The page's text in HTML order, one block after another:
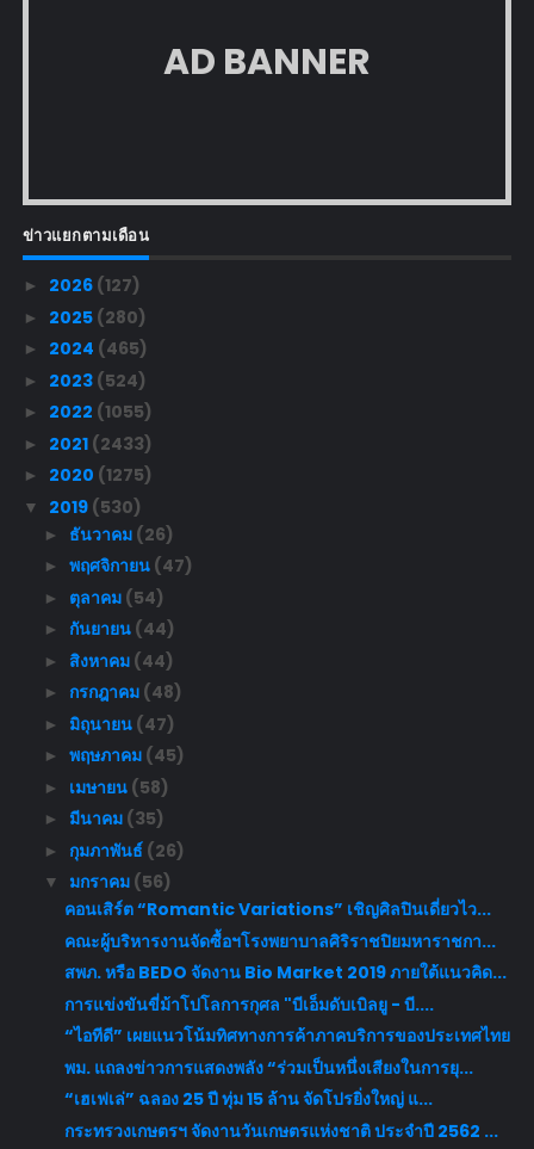
AD BANNER
ข่าวแยกตามเดือน
► 2026 (127)
► 2025 (280)
► 2024 (465)
► 2023 (524)
► 2022 (1055)
► 2021 (2433)
► 2020 (1275)
▼ 2019 (530)
► ธันวาคม (26)
► พฤศจิกายน (47)
► ตุลาคม (54)
► กันยายน (44)
► สิงหาคม (44)
► กรกฎาคม (48)
► มิถุนายน (47)
► พฤษภาคม (45)
► เมษายน (58)
► มีนาคม (35)
► กุมภาพันธ์ (26)
▼ มกราคม (56)
คอนเสิร์ต “Romantic Variations” เชิญศิลปินเดี่ยวไว...
คณะผู้บริหารงานจัดซื้อฯโรงพยาบาลศิริราชปิยมหาราชกา...
สพภ. หรือ BEDO จัดงาน Bio Market 2019 ภายใต้แนวคิด...
การแข่งขันขี่ม้าโปโลการกุศล "บีเอ็มดับเบิลยู - บี....
“ไอทีดี” เผยแนวโน้มทิศทางการค้าภาคบริการของประเทศไทย
พม. แถลงข่าวการแสดงพลัง “ร่วมเป็นหนึ่งเสียงในการยุ...
“เฮเฟเล่” ฉลอง 25 ปี ทุ่ม 15 ล้าน จัดโปรยิ่งใหญ่ แ...
กระทรวงเกษตรฯ จัดงานวันเกษตรแห่งชาติ ประจำปี 2562 ...